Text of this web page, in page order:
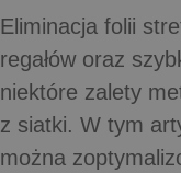
Eliminacja folii
regałów oraz
niektóre zalety
z siatki. W tym
można